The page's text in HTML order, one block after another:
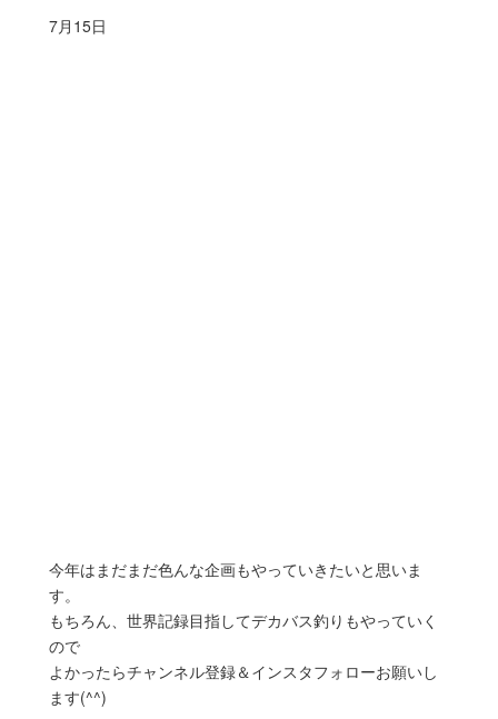
7月15日
今年はまだまだ色んな企画もやっていきたいと思いま
す。
もちろん、世界記録目指してデカバス釣りもやっていく
ので
よかったらチャンネル登録＆インスタフォローお願いし
ます(^^)